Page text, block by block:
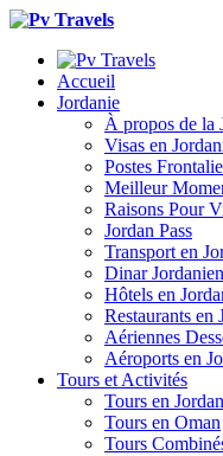
Accueil
Jordanie
À propos de la
Visas en
Postes
Meilleur
Raisons Pour
Jordan Pass
Transport en
Dinar Jordanien
Hôtels en
Restaurants en
Aériennes
Aéroports en
Tours et Activités
Tours en
Tours en Oman
Tours